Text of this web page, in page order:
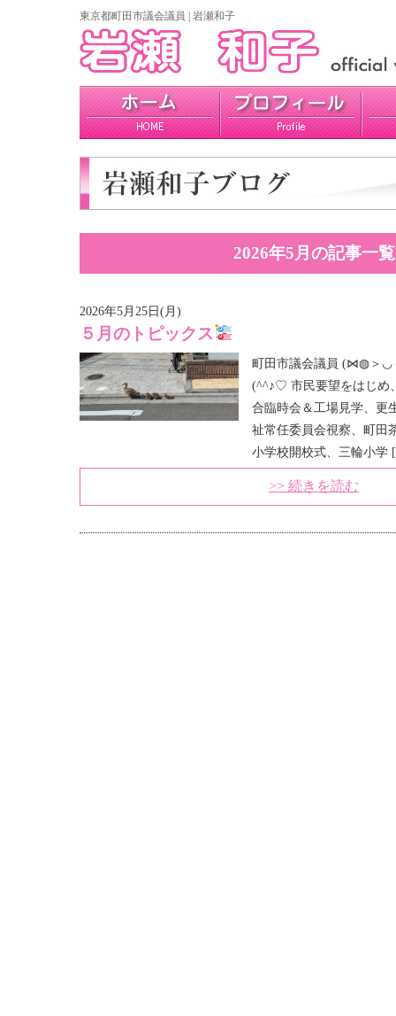
東京都町田市議会議員 | 岩瀬和子
プロフィール 政策 活動報告
2026年5月の記事一覧
2026年5月25日(月)
５月のトピックス
町田市議会議員 (⋈◍＞
(^^♪♡ 市民要望をはじめ
合臨時会＆工場見学、更
祉常任委員会視察、町田
小学校開校式、三輪小
>> 続きを読む